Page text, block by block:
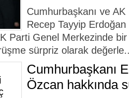
Cumhurbaşkanı ve
Recep Tayyip
Parti Genel Merkezinde
sürpriz olarak
Cumhurbaşkanı
Özcan hakkında